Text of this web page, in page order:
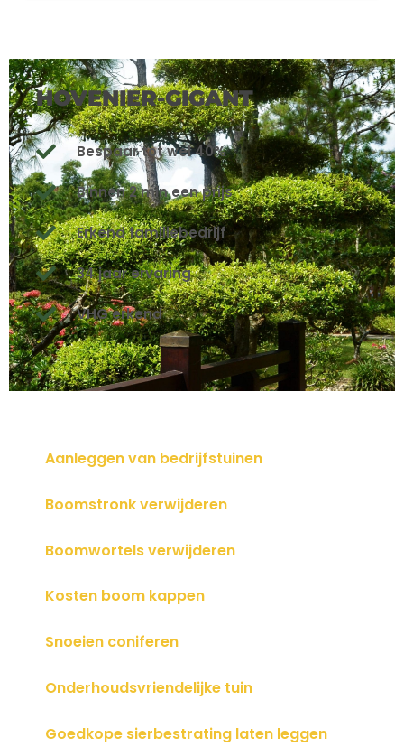
HOVENIER-GIGANT
Bespaar tot wel 40%
Binnen 2 min een prijs
Erkend familiebedrijf
34 jaar ervaring
VHG erkend
Aanleggen van bedrijfstuinen
Boomstronk verwijderen
Boomwortels verwijderen
Kosten boom kappen
Snoeien coniferen
Onderhoudsvriendelijke tuin
Goedkope sierbestrating laten leggen